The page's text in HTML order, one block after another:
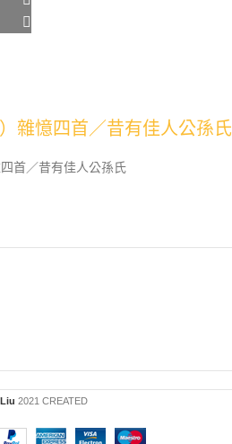
雜憶四首／昔有佳人公孫氏
首／昔有佳人公孫氏
2021 CREATED